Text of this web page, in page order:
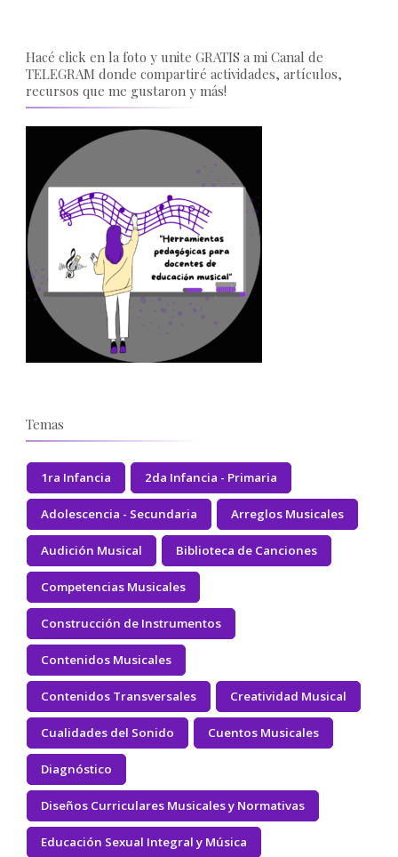
Hacé click en la foto y unite GRATIS a mi Canal de
TELEGRAM donde compartiré actividades, artículos,
recursos que me gustaron y más!
Temas
1ra Infancia 2da Infancia - Primaria
Adolescencia - Secundaria Arreglos Musicales
Audición Musical Biblioteca de Canciones
Competencias Musicales
Construcción de Instrumentos
Contenidos Musicales
Contenidos Transversales Creatividad Musical
Cualidades del Sonido Cuentos Musicales
Diagnóstico
Diseños Curriculares Musicales y Normativas
Educación Sexual Integral y Música